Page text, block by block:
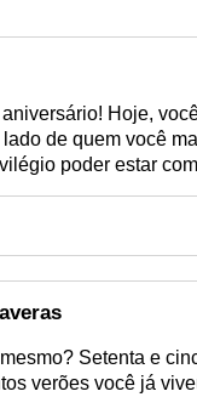
Hoje,
de quem você
poder estar
Setenta e
verões você já